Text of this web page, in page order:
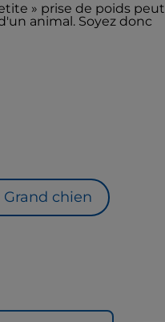
» prise de poids peut
animal. Soyez donc
Grand chien